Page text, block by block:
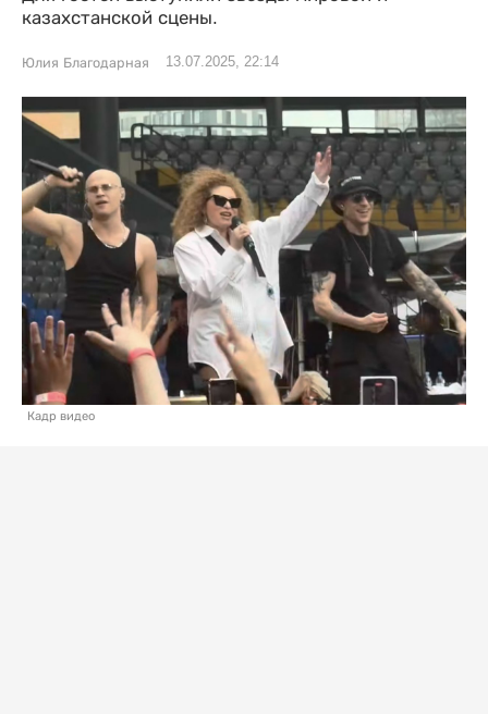
казахстанской сцены.
Юлия Благодарная 13.07.2025, 22:14
Кадр видео